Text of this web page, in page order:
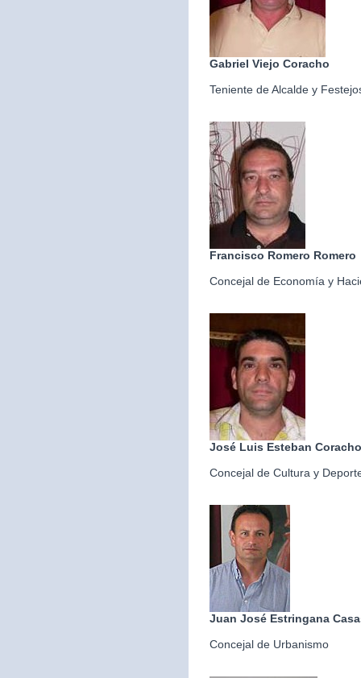
Gabriel Viejo Coracho
Teniente de Alcalde y
Francisco Romero Romero
Concejal de Economía y
José Luis Esteban Coracho
Concejal de Cultura y
Juan José Estringana
Concejal de Urbanismo